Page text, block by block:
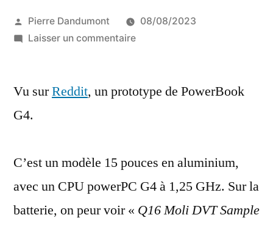
Publié
par
Pierre Dandumont
08/08/2023
Laisser un commentairesur
de
Vu surReddit, un prototype de PowerBook
G4.
C’est un modèle 15 pouces en aluminium,
avec un CPU powerPC G4 à 1,25 GHz. Sur la
batterie, on peur voir « Q16 Moli DVT Sample